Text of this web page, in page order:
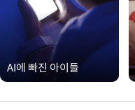
AI에 빠진 아이들